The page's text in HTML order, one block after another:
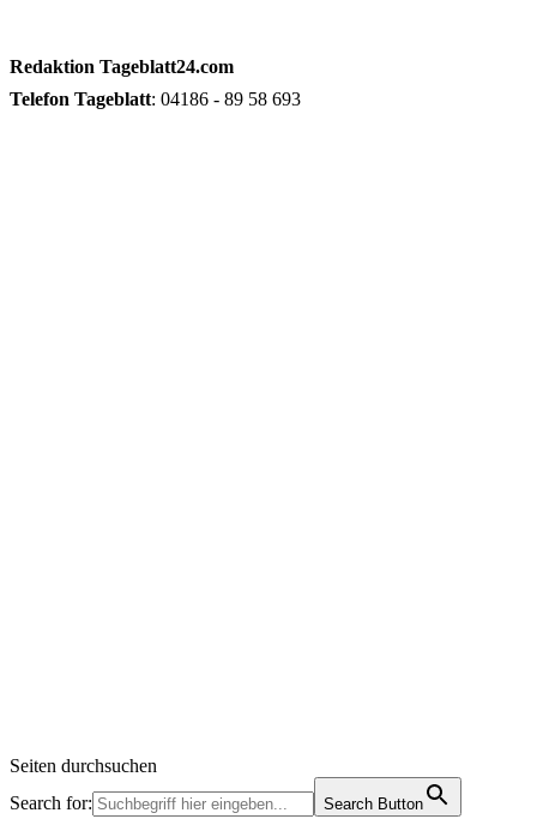
Redaktion Tageblatt24.com
Telefon Tageblatt: 04186 - 89 58 693
Seiten durchsuchen
Search for:
Search Button